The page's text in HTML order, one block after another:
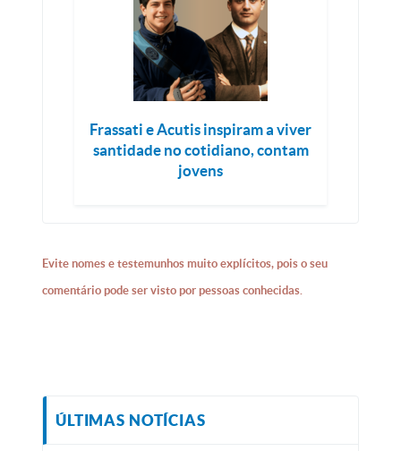
Frassati e Acutis inspiram a viver
santidade no cotidiano, contam
jovens
Evite nomes e testemunhos muito explícitos, pois o seu
comentário pode ser visto por pessoas conhecidas.
ÚLTIMAS NOTÍCIAS